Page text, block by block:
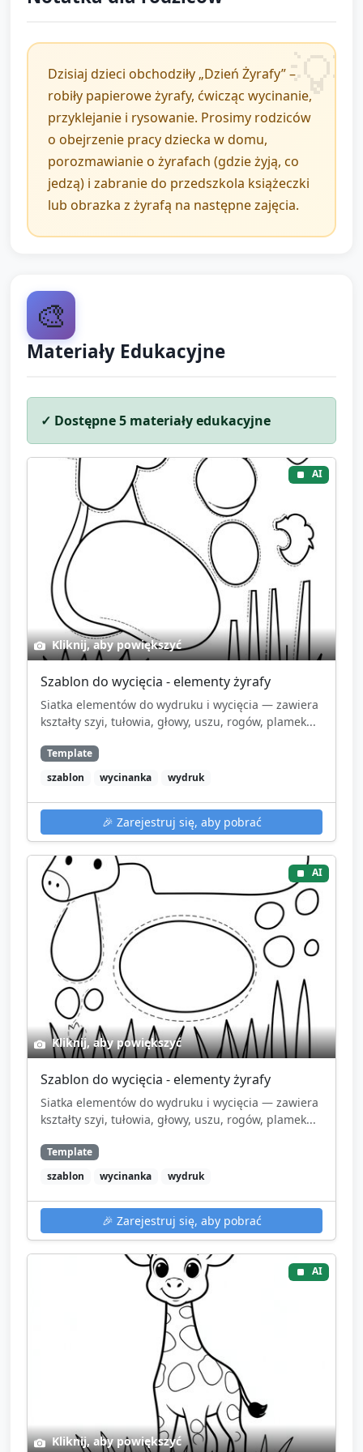
wypowiedzi.
Pochwały i refleksja: opiekun zwraca uwagę na
wysiłek i różnorodność prac („Każda żyrafa jest inna
i piękna!”).
Krótkie zadanie domowe/rozwojowe: zachęć
rodziców i dzieci do poszukiwania w domu książek
lub obrazków z żyrafami i opowiedzenia o nich
ewentualne zdjęcie prac do dokumentacji placówki.
Dzisiaj dzieci obchodziły „Dzień Żyrafy” –
robiły papierowe żyrafy, ćwicząc wycinanie,
przyklejanie i rysowanie. Prosimy rodziców
o obejrzenie pracy dziecka w domu,
porozmawianie o żyrafach (gdzie żyją, co
jedzą) i zabranie do przedszkola książeczki
lub obrazka z żyrafą na następne zajęcia.
🎨
Materiały Edukacyjne
✓ Dostępne5 materiały edukacyjne
AI
Kliknij, aby powiększyć
Szablon do wycięcia - elementy żyrafy
Siatka elementów do wydruku i wycięcia — zawiera
kształty szyi, tułowia, głowy, uszu, rogów, plamek...
Template
szablon
wycinanka wydruk
🎉 Zarejestruj się, aby pobrać
AI
Kliknij, aby powiększyć
Szablon do wycięcia - elementy żyrafy
Siatka elementów do wydruku i wycięcia — zawiera
kształty szyi, tułowia, głowy, uszu, rogów, plamek...
Template
szablon
wycinanka wydruk
🎉 Zarejestruj się, aby pobrać
AI
Kliknij, aby powiększyć